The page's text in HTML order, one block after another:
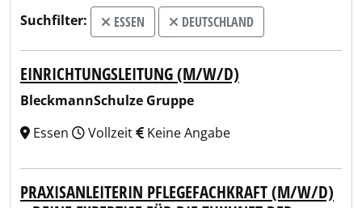
Suchfilter: ESSEN DEUTSCHLAND
EINRICHTUNGSLEITUNG (M/W/D)
BleckmannSchulze Gruppe
Essen
Vollzeit Keine Angabe
PRAXISANLEITERIN PFLEGEFACHKRAFT (M/W/D)